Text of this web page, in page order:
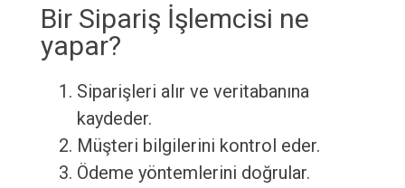
Bir Sipariş İşlemcisi ne
yapar?
Siparişleri alır ve veritabanına
kaydeder.
Müşteri bilgilerini kontrol eder.
Ödeme yöntemlerini doğrular.